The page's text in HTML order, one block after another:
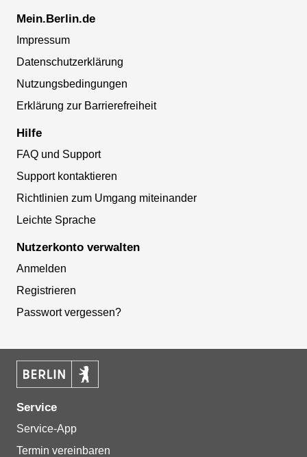
Mein.Berlin.de
Impressum
Datenschutzerklärung
Nutzungsbedingungen
Erklärung zur Barrierefreiheit
Hilfe
FAQ und Support
Support kontaktieren
Richtlinien zum Umgang miteinander
Leichte Sprache
Nutzerkonto verwalten
Anmelden
Registrieren
Passwort vergessen?
Service
Service-App
Termin vereinbaren